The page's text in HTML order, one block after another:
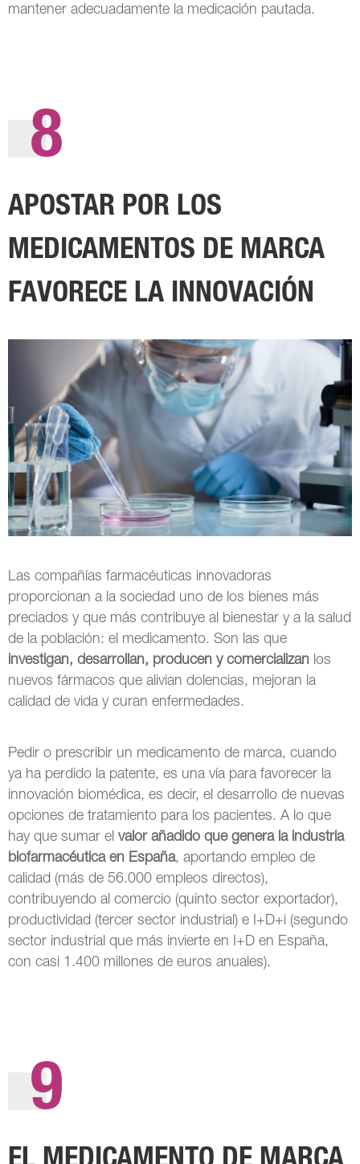
mantener adecuadamente la medicación pautada.
8
APOSTAR POR LOS
MEDICAMENTOS DE MARCA
FAVORECE LA INNOVACIÓN
Las compañías farmacéuticas innovadoras
proporcionan a la sociedad uno de los bienes más
preciados y que más contribuye al bienestar y a la salud
de la población: el medicamento. Son las que
investigan, desarrollan, producen y comercializan los
nuevos fármacos que alivian dolencias, mejoran la
calidad de vida y curan enfermedades.
Pedir o prescribir un medicamento de marca, cuando
ya ha perdido la patente, es una vía para favorecer la
innovación biomédica, es decir, el desarrollo de nuevas
opciones de tratamiento para los pacientes. A lo que
hay que sumar elvalor añadido que genera la industria
biofarmacéutica en España, aportando empleo de
calidad (más de 56.000 empleos directos),
contribuyendo al comercio (quinto sector exportador),
productividad (tercer sector industrial) e I+D+i (segundo
sector industrial que más invierte en I+D en España,
con casi 1.400 millones de euros anuales).
9